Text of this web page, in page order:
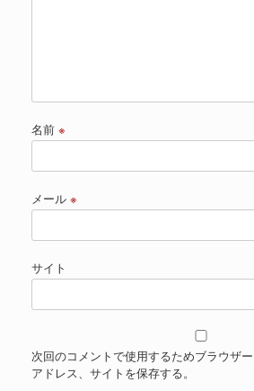
名前 ※
メール ※
サイト
次回のコメントで使用するためブラウザ
アドレス、サイトを保存する。